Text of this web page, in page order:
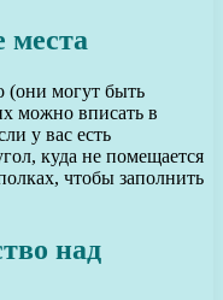
места
(они могут быть
можно вписать в
у вас есть
куда не помещается
чтобы заполнить
над